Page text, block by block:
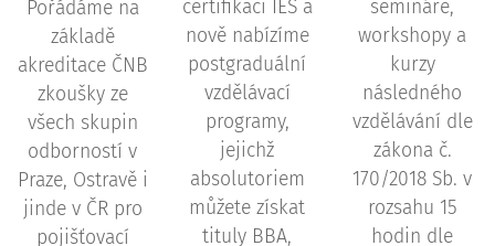
Pořádáme na
základě
akreditace ČNB
zkoušky ze
všech skupin
odborností v
Praze, Ostravě i
jinde v ČR pro
pojišťovací
certifikaci IES a
nově nabízíme
postgraduální
vzdělávací
programy,
jejichž
absolutoriem
můžete získat
tituly BBA,
semináře,
workshopy a
kurzy
následného
vzdělávání dle
zákona č.
170/2018 Sb. v
rozsahu 15
hodin dle